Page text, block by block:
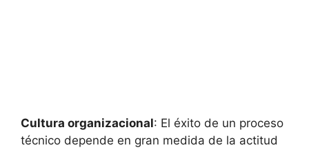
Cultura organizacional: El éxito de un proceso
técnico depende en gran medida de la actitud